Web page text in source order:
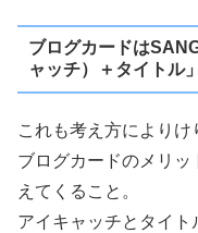
ブログカードは
ャッチ）＋タイトル
これも考え方によりけ
ブログカードのメリ
えてくること。
アイキャッチとタイ